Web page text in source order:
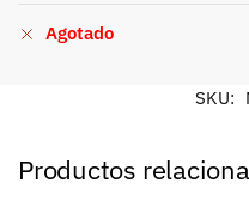
Agotado
SKU:
Productos